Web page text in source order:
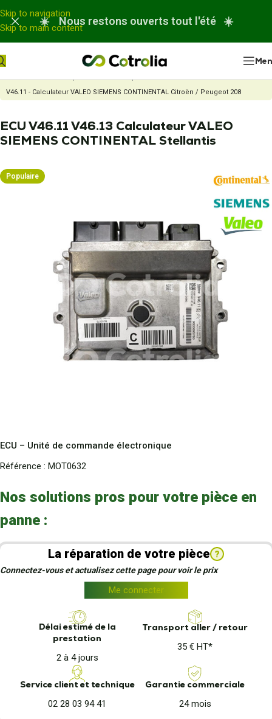
Panneau de gestion des cookies
Skip to navigation
Skip to main content
☀️ Nous restons ouverts tout l'été ☀️
Accueil Nos réparations Réparation Calculateur moteur
ECU
V46.11 - Calculateur VALEO SIEMENS CONTINENTAL Citroën / Peugeot 208
ECU V46.11 V46.13 Calculateur VALEO
SIEMENS CONTINENTAL Stellantis
Populaire
ECU – Unité de commande électronique
Référence : MOT0632
Nos solutions pros pour votre pièce en
panne :
La réparation de votre pièce ?
Connectez-vous et actualisez cette page pour voir le prix
Me connecter
Délai estimé de la
prestation
2 à 4 jours
Transport aller / retour
35 € HT*
Service client et technique
02 28 03 94 41
Garantie commerciale
24 mois